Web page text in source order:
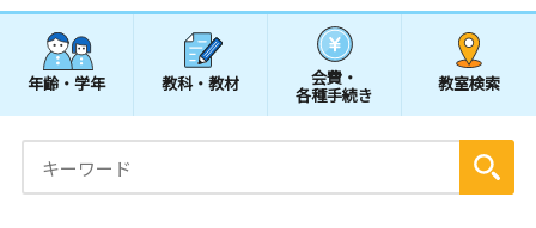
年齢・学年 教科・教材 会費・
各種手続き
教室検索